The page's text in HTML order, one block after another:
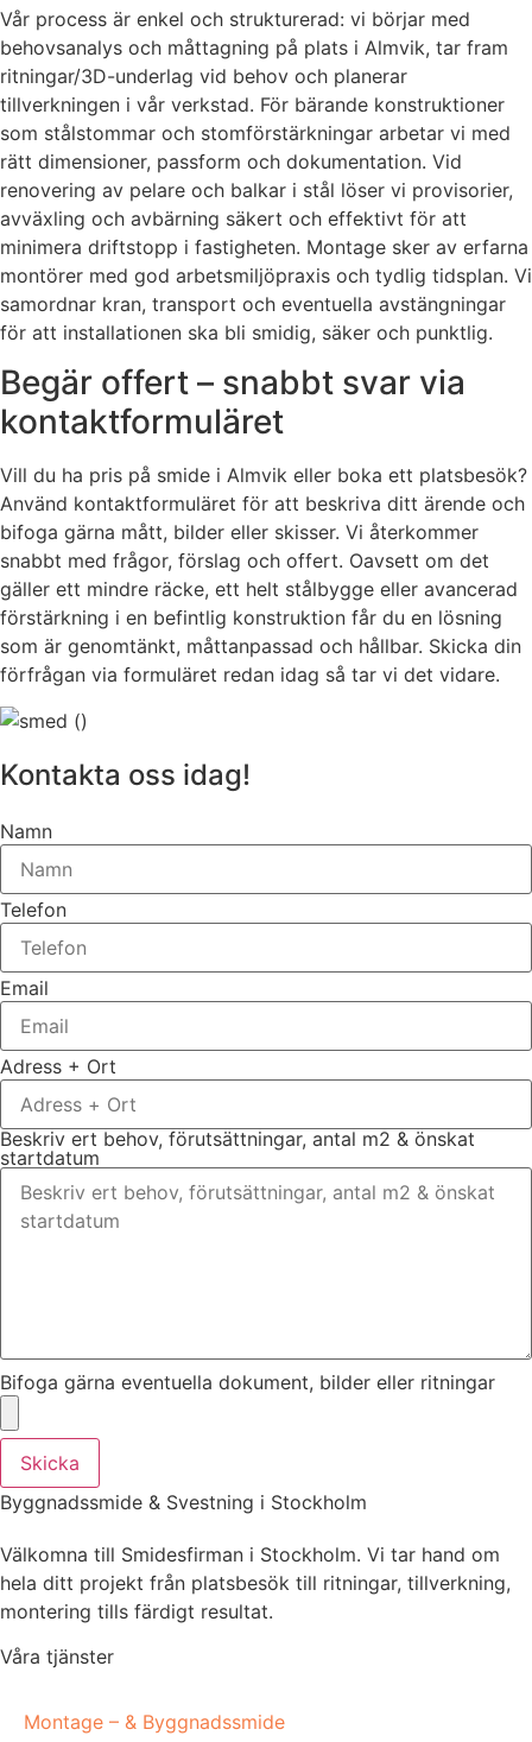
Vår process är enkel och strukturerad: vi börjar med
behovsanalys och måttagning på plats i Almvik, tar fram
ritningar/3D-underlag vid behov och planerar
tillverkningen i vår verkstad. För bärande konstruktioner
som stålstommar och stomförstärkningar arbetar vi med
rätt dimensioner, passform och dokumentation. Vid
renovering av pelare och balkar i stål löser vi provisorier,
avväxling och avbärning säkert och effektivt för att
minimera driftstopp i fastigheten. Montage sker av erfarna
montörer med god arbetsmiljöpraxis och tydlig tidsplan. Vi
samordnar kran, transport och eventuella avstängningar
för att installationen ska bli smidig, säker och punktlig.
Begär offert – snabbt svar via
kontaktformuläret
Vill du ha pris på smide i Almvik eller boka ett platsbesök?
Använd kontaktformuläret för att beskriva ditt ärende och
bifoga gärna mått, bilder eller skisser. Vi återkommer
snabbt med frågor, förslag och offert. Oavsett om det
gäller ett mindre räcke, ett helt stålbygge eller avancerad
förstärkning i en befintlig konstruktion får du en lösning
som är genomtänkt, måttanpassad och hållbar. Skicka din
förfrågan via formuläret redan idag så tar vi det vidare.
Kontakta oss idag!
Namn
Telefon
Email
Adress + Ort
Beskriv ert behov, förutsättningar, antal m2 & önskat
startdatum
Bifoga gärna eventuella dokument, bilder eller ritningar
Skicka
Byggnadssmide & Svestning i Stockholm
Välkomna till Smidesfirman i Stockholm. Vi tar hand om
hela ditt projekt från platsbesök till ritningar, tillverkning,
montering tills färdigt resultat.
Våra tjänster
Montage – & Byggnadssmide